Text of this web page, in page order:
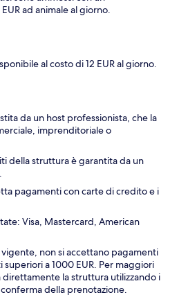
ad animale al giorno.
al costo di 12 EUR al giorno.
da un host professionista, che la
imprenditoriale o
della struttura è garantita da un
pagamenti con carte di credito e i
Visa, Mastercard, American
vigente, non si accettano pagamenti
a 1000 EUR. Per maggiori
la struttura utilizzando i
della prenotazione.